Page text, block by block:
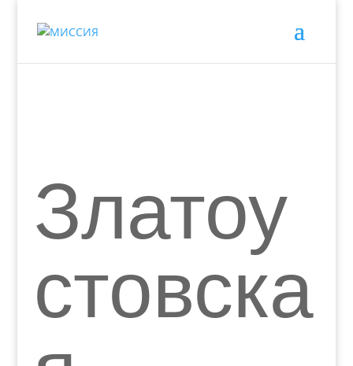
Златоу
стовска